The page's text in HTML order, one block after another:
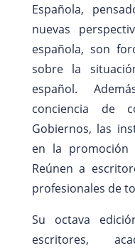
Española,
nuevas
española, son
sobre la
español.
conciencia de
Gobiernos, las
en la
Reúnen a
profesionales de
Su octava
escritores,